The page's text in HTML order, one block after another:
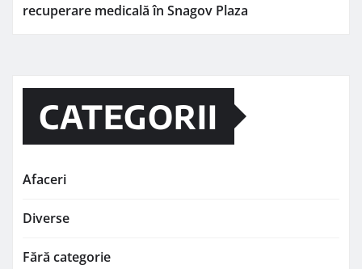
recuperare medicală în Snagov Plaza
CATEGORII
Afaceri
Diverse
Fără categorie